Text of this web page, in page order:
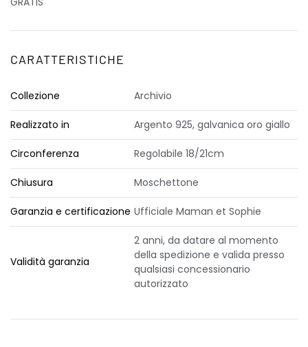
CARATTERISTICHE
Collezione Archivio
Realizzato in Argento 925, galvanica oro giallo
Circonferenza Regolabile 18/21cm
Chiusura Moschettone
Garanzia e certificazione Ufficiale Maman et Sophie
Validità garanzia
2 anni, da datare al momento
della spedizione e valida presso
qualsiasi concessionario
autorizzato